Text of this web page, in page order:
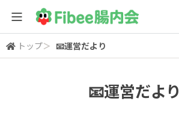
全体検索
トップ＞ 📧運営だより
📧運営だより